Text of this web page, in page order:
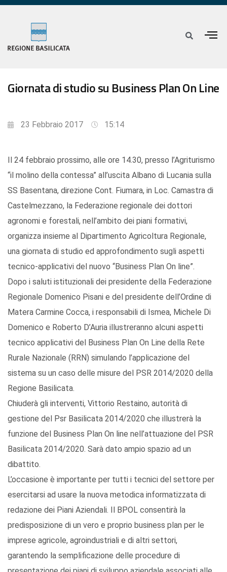
Giornata di studio su Business Plan On Line
23 Febbraio 2017 15:14
Il 24 febbraio prossimo, alle ore 14.30, presso l’Agriturismo
“il molino della contessa” all’uscita Albano di Lucania sulla
SS Basentana, direzione Cont. Fiumara, in Loc. Camastra di
Castelmezzano, la Federazione regionale dei dottori
agronomi e forestali, nell’ambito dei piani formativi,
organizza insieme al Dipartimento Agricoltura Regionale,
una giornata di studio ed approfondimento sugli aspetti
tecnico-applicativi del nuovo “Business Plan On line”.
Dopo i saluti istituzionali dei presidente della Federazione
Regionale Domenico Pisani e del presidente dell’Ordine di
Matera Carmine Cocca, i responsabili di Ismea, Michele Di
Domenico e Roberto D’Auria illustreranno alcuni aspetti
tecnico applicativi del Business Plan On Line della Rete
Rurale Nazionale (RRN) simulando l’applicazione del
sistema su un caso delle misure del PSR 2014/2020 della
Regione Basilicata.
Chiuderà gli interventi, Vittorio Restaino, autorità di
gestione del Psr Basilicata 2014/2020 che illustrerà la
funzione del Business Plan On line nell’attuazione del PSR
Basilicata 2014/2020. Sarà dato ampio spazio ad un
dibattito.
L’occasione è importante per tutti i tecnici del settore per
esercitarsi ad usare la nuova metodica informatizzata di
redazione dei Piani Aziendali. Il BPOL consentirà la
predisposizione di un vero e proprio business plan per le
imprese agricole, agroindustriali e di altri settori,
garantendo la semplificazione delle procedure di